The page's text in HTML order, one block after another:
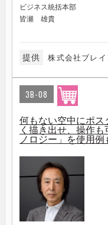
ビジネス統括本部
皆瀬 雄貴
提供 株式会社ブレイ
3B-08
何もない空中にポス
く描き出せ、操作
ノロジー」を使用例